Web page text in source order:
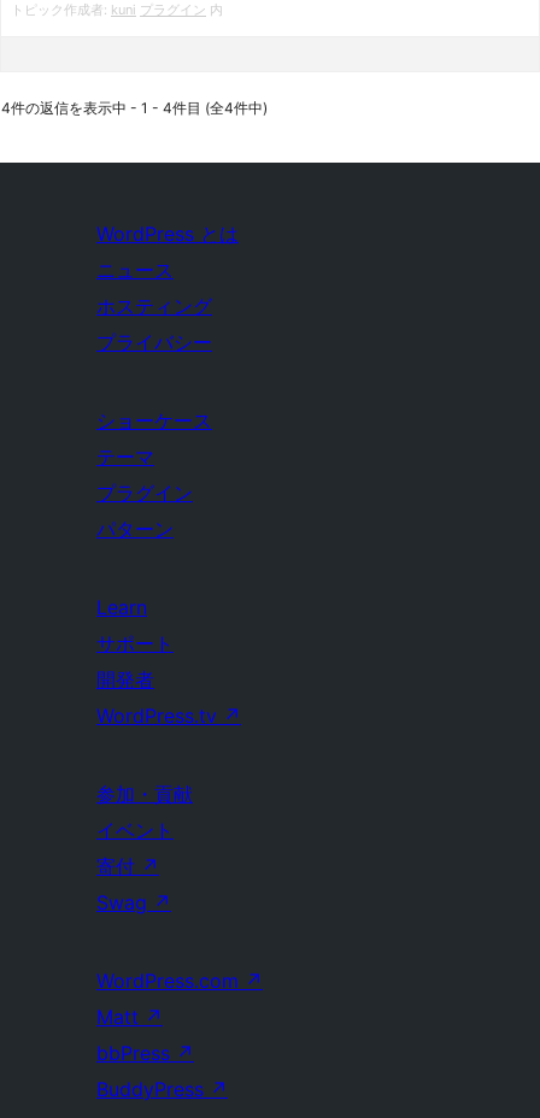
トピック作成者: kuni プラグイン 内
4件の返信を表示中 - 1 - 4件目 (全4件中)
WordPress とは
ニュース
ホスティング
プライバシー
ショーケース
テーマ
プラグイン
パターン
Learn
サポート
開発者
WordPress.tv ↗
参加・貢献
イベント
寄付 ↗
Swag ↗
WordPress.com ↗
Matt ↗
bbPress ↗
BuddyPress ↗